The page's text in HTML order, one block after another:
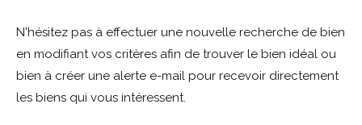
N'hésitez pas à effectuer une nouvelle recherche de bien
en modifiant vos critères afin de trouver le bien idéal ou
bien à créer une alerte e-mail pour recevoir directement
les biens qui vous intéressent.
Surface
Surface